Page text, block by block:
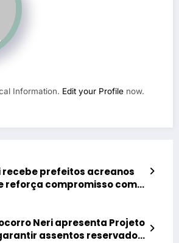
Information. Edit your Profile now.
recebe prefeitos acreanos
reforça compromisso com o
Neri apresenta Projeto
assentos reservados